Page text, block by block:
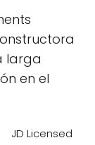
larga
en el
JD Licensed